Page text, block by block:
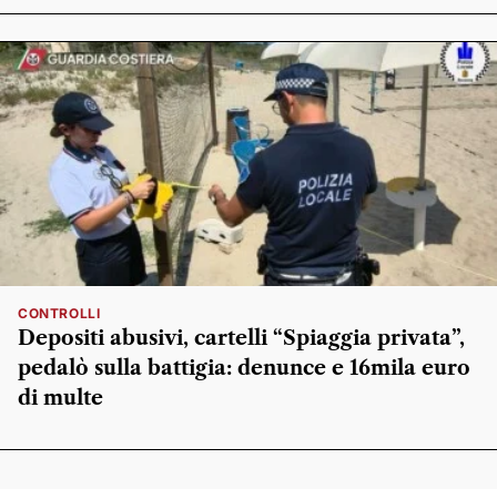
CONTROLLI
Depositi abusivi, cartelli “Spiaggia privata”,
pedalò sulla battigia: denunce e 16mila euro
di multe